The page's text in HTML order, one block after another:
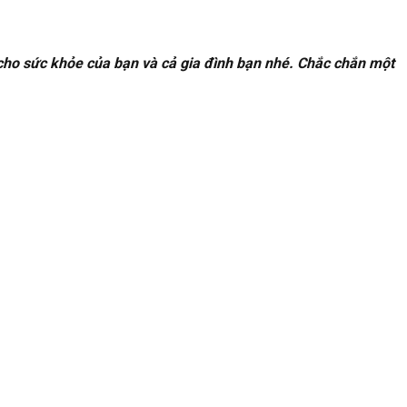
sức khỏe của bạn và cả gia đình bạn nhé. Chắc chắn một